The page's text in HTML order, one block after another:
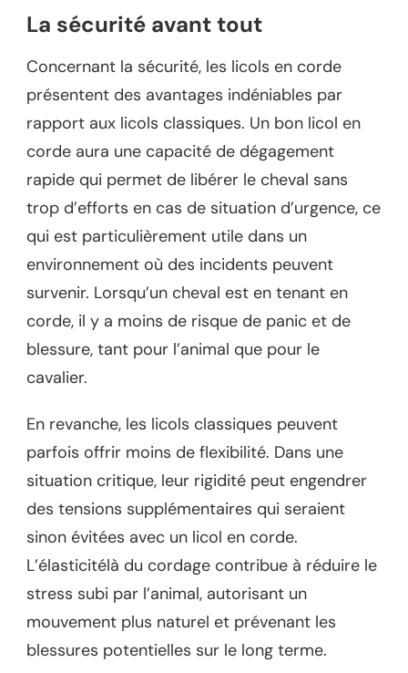
La sécurité avant tout
Concernant la sécurité, les licols en corde
présentent des avantages indéniables par
rapport aux licols classiques. Un bon licol en
corde aura une capacité de dégagement
rapide qui permet de libérer le cheval sans
trop d’efforts en cas de situation d’urgence, ce
qui est particulièrement utile dans un
environnement où des incidents peuvent
survenir. Lorsqu’un cheval est en tenant en
corde, il y a moins de risque de panic et de
blessure, tant pour l’animal que pour le
cavalier.
En revanche, les licols classiques peuvent
parfois offrir moins de flexibilité. Dans une
situation critique, leur rigidité peut engendrer
des tensions supplémentaires qui seraient
sinon évitées avec un licol en corde.
L’élasticitélà du cordage contribue à réduire le
stress subi par l’animal, autorisant un
mouvement plus naturel et prévenant les
blessures potentielles sur le long terme.